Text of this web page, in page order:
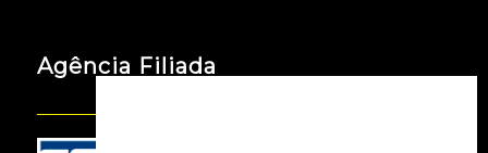
Agência Filiada